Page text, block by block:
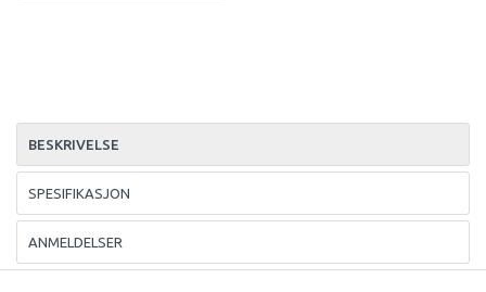
BESKRIVELSE
SPESIFIKASJON
ANMELDELSER